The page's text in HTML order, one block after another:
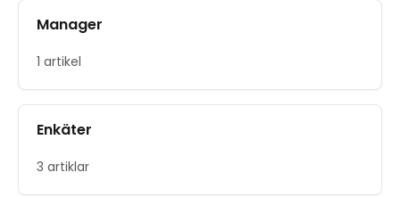
Manager
1 artikel
Enkäter
3 artiklar